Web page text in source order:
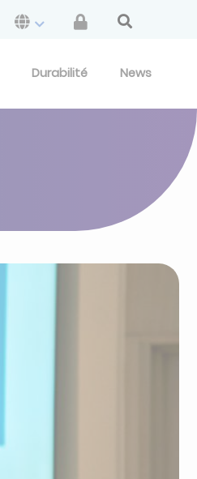
Durabilité News